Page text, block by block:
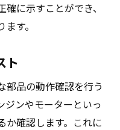
に示すことができ、
す。
ト
部品の動作確認を行う
ジンやモーターといっ
か確認します。これに